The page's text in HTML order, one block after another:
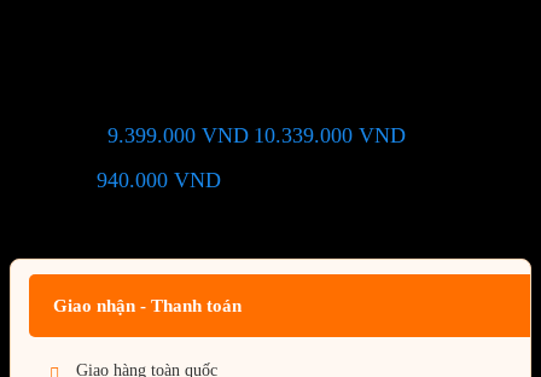
9.399.000 VND 10.339.000 VND
940.000 VND
Giao nhận - Thanh toán
Giao hàng toàn quốc